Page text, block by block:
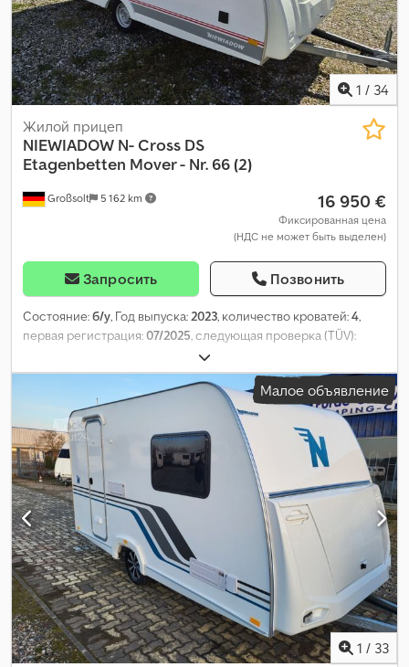
1 / 34
Großsolt 5 162 km
Жилой прицеп
NIEWIADOW N- Cross DS
Etagenbetten Mover - Nr. 66 (2)
16 950 €
Фиксированная цена
(НДС не может быть выделен)
Запросить Позвонить
Состояние:б/у, Год выпуска:2023, количество кроватей:4,
первая регистрация:07/2025, следующая проверка (TÜV):
5 610 мм, общая ширина:
высота:2 530 мм, конфигурация осей:1 ось, общий вес:1 000
ванная комната, отопитель стояночный,
Малое объявление
1 / 33